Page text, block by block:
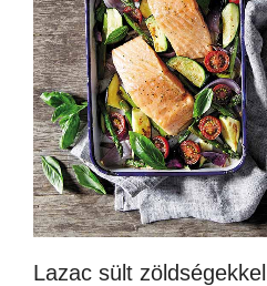
Lazac sült zöldségekkel